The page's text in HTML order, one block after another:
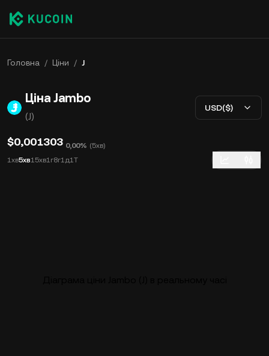
Головна / Ціни / J
Ціна Jambo
(J)
USD($)
$0,001303 0,00% (5хв)
1хв5хв15хв1г8г1д1Т